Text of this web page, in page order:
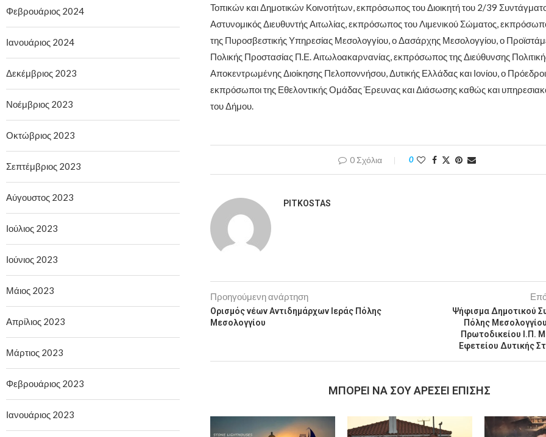
Τοπικών και Δημοτικών Κοινοτήτων, εκπρόσωπος του Διοικητή του 2/39
Αστυνομικός Διευθυντής Αιτωλίας, εκπρόσωπος του Λιμενικού Σώματος,
της Πυροσβεστικής Υπηρεσίας Μεσολογγίου, ο Δασάρχης Μεσολογγίου, ο
Πολικής Προστασίας Π.Ε. Αιτωλοακαρνανίας, εκπρόσωπος της Διεύθυνσης
Αποκεντρωμένης Διοίκησης Πελοποννήσου, Δυτικής Ελλάδας και Ιονίου, ο
εκπρόσωποι της Εθελοντικής Ομάδας Έρευνας και Διάσωσης καθώς και
του Δήμου.
0 Σχόλια 0
PITKOSTAS
Προηγούμενη ανάρτηση
Ορισμός νέων Αντιδημάρχων Ιεράς Πόλης
Μεσολογγίου
Ψήφισμα Δημοτικού
Πόλης
Πρωτοδικείου Ι.Π.
Εφετείου Δυτικής
MΠΟΡΕΊ ΝΑ ΣΟΥ ΑΡΈΣΕΙ ΕΠΊΣΗΣ
Φεβρουάριος 2024
Ιανουάριος 2024
Δεκέμβριος 2023
Νοέμβριος 2023
Οκτώβριος 2023
Σεπτέμβριος 2023
Αύγουστος 2023
Ιούλιος 2023
Ιούνιος 2023
Μάιος 2023
Απρίλιος 2023
Μάρτιος 2023
Φεβρουάριος 2023
Ιανουάριος 2023